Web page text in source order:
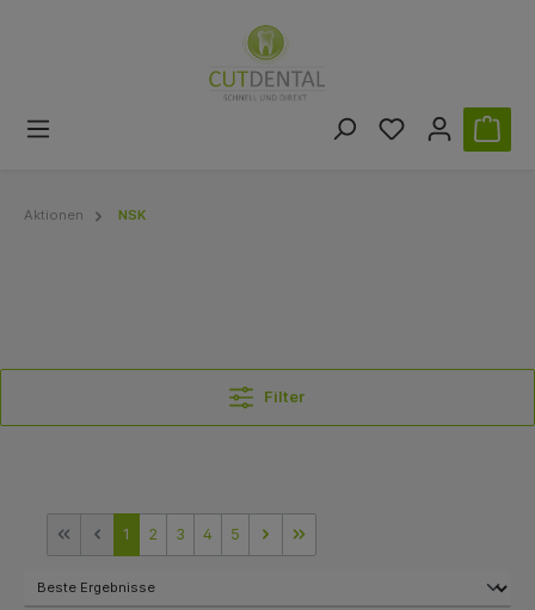
Aktionen NSK
Filter
1 2 3 4 5